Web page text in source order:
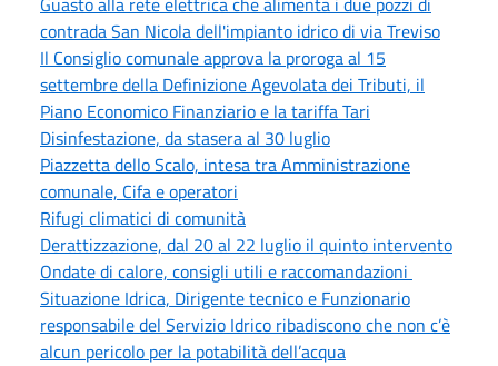
contrada San Nicola dell'impianto idrico di via Treviso
Il Consiglio comunale approva la proroga al 15
settembre della Definizione Agevolata dei Tributi, il
Piano Economico Finanziario e la tariffa Tari
Disinfestazione, da stasera al 30 luglio
Piazzetta dello Scalo, intesa tra Amministrazione
comunale, Cifa e operatori
Rifugi climatici di comunità
Derattizzazione, dal 20 al 22 luglio il quinto intervento
Ondate di calore, consigli utili e raccomandazioni
Situazione Idrica, Dirigente tecnico e Funzionario
responsabile del Servizio Idrico ribadiscono che non c’è
alcun pericolo per la potabilità dell’acqua